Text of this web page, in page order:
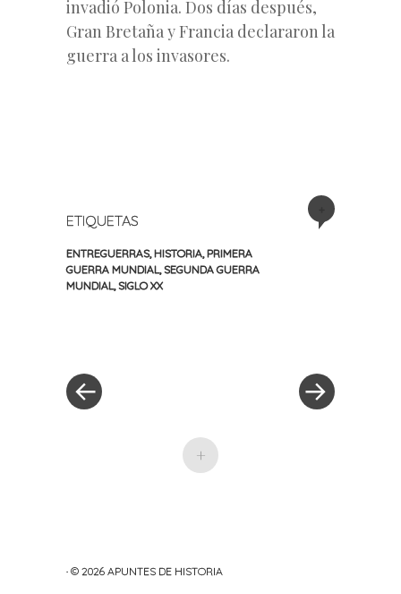
invadió Polonia. Dos días después,
Gran Bretaña y Francia declararon la
guerra a los invasores.
ETIQUETAS
ENTREGUERRAS, HISTORIA PRIMERA
GUERRA MUNDIAL SEGUNDA GUERRA
MUNDIAL SIGLO XX
entradas
+
· © 2026 APUNTES DE HISTORIA